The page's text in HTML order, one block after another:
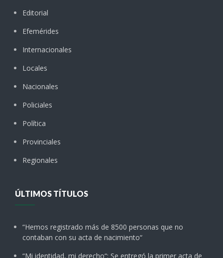
Editorial
Efemérides
Internacionales
Locales
Nacionales
Policiales
Política
Provinciales
Regionales
ÚLTIMOS TÍTULOS
“Hemos registrado más de 8500 personas que no
contaban con su acta de nacimiento“
“Mi identidad, mi derecho“: Se entregó la primer acta de